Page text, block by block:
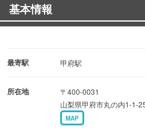
フルーツティーが当店1番人気で
ここでしか味わえないメニュ
ドリンクもあります。
ます。
基本情報
最寄駅 甲府駅
所在地
〒400-0031
山梨県甲府市丸の内1-1-
MAP